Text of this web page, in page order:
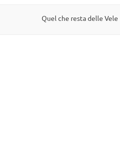
Quel che resta delle Vele